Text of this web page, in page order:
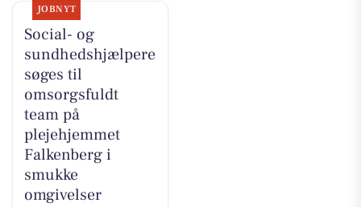
JOBNYT
Social- og
sundhedshjælpere
søges til
omsorgsfuldt
team på
plejehjemmet
Falkenberg i
smukke
omgivelser